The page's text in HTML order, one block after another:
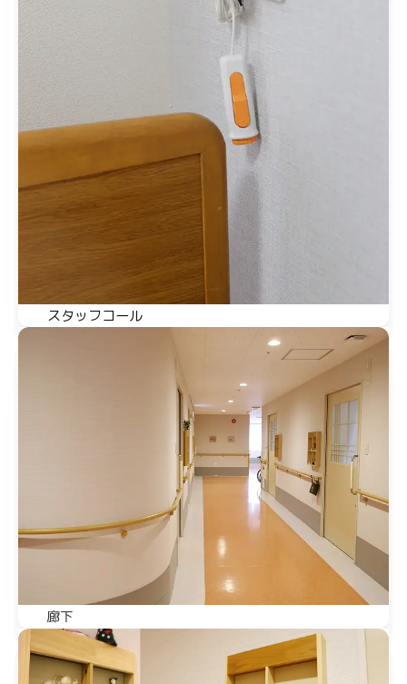
スタッフコール
廊下